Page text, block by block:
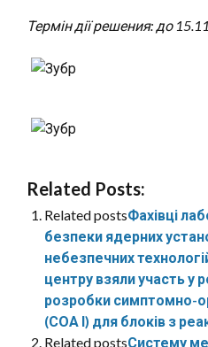
Термін дії решения: до
Related Posts:
Related postsФахівці
безпеки ядерних
небезпечних
центру взяли участь у
розробки симптомно-
(СОА І) для блоків з
Related postsСистему